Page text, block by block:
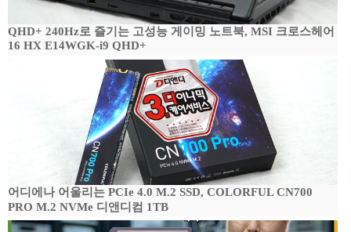
QHD+ 240Hz로 즐기는 고성능 게이밍 노트북, MSI 크로스헤어
16 HX E14WGK-i9 QHD+
어디에나 어울리는 PCIe 4.0 M.2 SSD, COLORFUL CN700
PRO M.2 NVMe 디앤디컴 1TB